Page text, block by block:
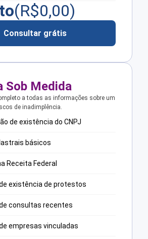
(R$0,00)
Consultar grátis
Sob Medida
a todas as informações sobre um
de inadimplência.
de existência do CNPJ
básicos
Receita Federal
existência de protestos
consultas recentes
empresas vinculadas